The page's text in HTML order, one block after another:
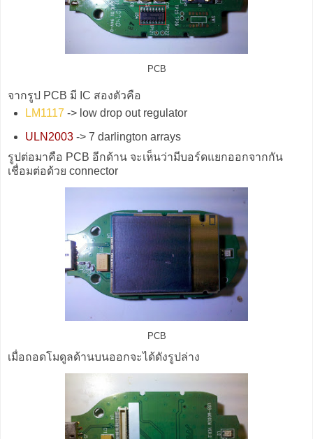
PCB
จากรูป PCB มี IC สองตัวคือ
LM1117 -> low drop out regulator
ULN2003 -> 7 darlington arrays
รูปต่อมาคือ PCB อีกด้าน จะเห็นว่ามีบอร์ดแยกออกจากกัน
เชื่อมต่อด้วย connector
PCB
เมื่อถอดโมดูลด้านบนออกจะได้ดังรูปล่าง